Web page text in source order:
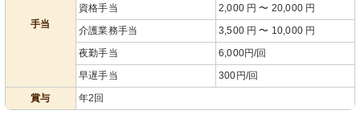
手当
資格手当
2,000 円 〜 20,000 円
介護業務手当
3,500 円 〜 10,000 円
夜勤手当
6,000円/回
早遅手当
300円/回
賞与
年2回